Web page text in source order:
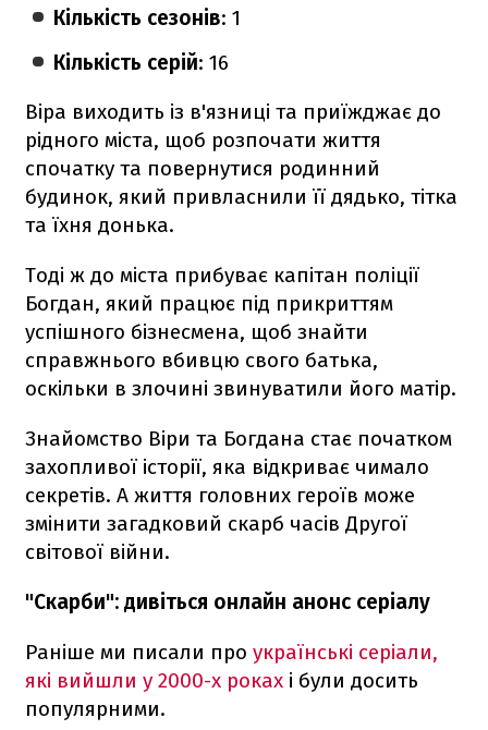
Кількість сезонів: 1
Кількість серій: 16
Віра виходить із в'язниці та приїжджає до
рідного міста, щоб розпочати життя
спочатку та повернутися родинний
будинок, який привласнили її дядько, тітка
та їхня донька.
Тоді ж до міста прибуває капітан поліції
Богдан, який працює під прикриттям
успішного бізнесмена, щоб знайти
справжнього вбивцю свого батька,
оскільки в злочині звинуватили його матір.
Знайомство Віри та Богдана стає початком
захопливої історії, яка відкриває чимало
секретів. А життя головних героїв може
змінити загадковий скарб часів Другої
світової війни.
"Скарби": дивіться онлайн анонс серіалу
Раніше ми писали про українські серіали,
які вийшли у 2000-х роках і були досить
популярними.